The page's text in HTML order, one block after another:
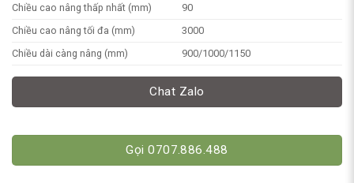
Chiều cao nâng thấp nhất (mm)
90
Chiều cao nâng tối đa (mm)
3000
Chiều dài càng nâng (mm)
900/1000/1150
Chat Zalo
Gọi 0707.886.488